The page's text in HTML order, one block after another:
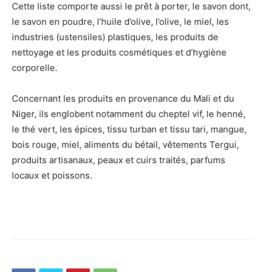
Cette liste comporte aussi le prêt à porter, le savon dont,
le savon en poudre, l’huile d’olive, l’olive, le miel, les
industries (ustensiles) plastiques, les produits de
nettoyage et les produits cosmétiques et d’hygiène
corporelle.
Concernant les produits en provenance du Mali et du
Niger, ils englobent notamment du cheptel vif, le henné,
le thé vert, les épices, tissu turban et tissu tari, mangue,
bois rouge, miel, aliments du bétail, vêtements Tergui,
produits artisanaux, peaux et cuirs traités, parfums
locaux et poissons.